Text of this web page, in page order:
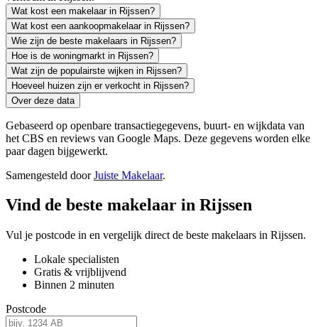
Wat kost een makelaar in Rijssen?
Wat kost een aankoopmakelaar in Rijssen?
Wie zijn de beste makelaars in Rijssen?
Hoe is de woningmarkt in Rijssen?
Wat zijn de populairste wijken in Rijssen?
Hoeveel huizen zijn er verkocht in Rijssen?
Over deze data
Gebaseerd op openbare transactiegegevens, buurt- en wijkdata van
het CBS en reviews van Google Maps. Deze gegevens worden elke
paar dagen bijgewerkt.
Samengesteld doorJuiste Makelaar.
Vind de beste makelaar in Rijssen
Vul je postcode in en vergelijk direct de beste makelaars in Rijssen.
Lokale specialisten
Gratis & vrijblijvend
Binnen 2 minuten
Postcode